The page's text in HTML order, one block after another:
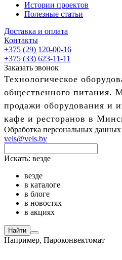
Истории проектов
Полезные статьи
Доставка и оплата
Контакты
+375 (29) 120-00-16
+375 (33) 623-11-11
Заказать звонок
Технологическое
общественного питания.
продажи оборудования и
кафе и ресторанов в
Обработка персональных данных
vels@vels.by
Искать: везде
везде
в каталоге
в блоге
в новостях
в акциях
Найти
Например, Пароконвектомат